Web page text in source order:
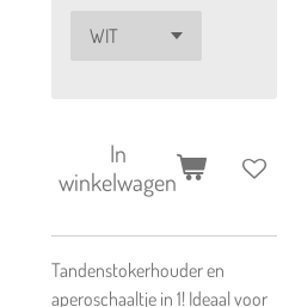
In
winkelwagen
Tandenstokerhouder en
aperoschaaltje in 1! Ideaal voor